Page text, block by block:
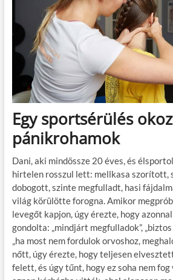
Egy sportsérülés
pánikrohamok
Dani, aki mindössze 20 éves, és
hirtelen rosszul lett: mellkasa szorított,
dobogott, szinte megfulladt, hasi
világ körülötte forogna. Amikor
levegőt kapjon, úgy érezte, hogy
gondolta: „mindjárt megfulladok”,
„ha most nem fordulok orvoshoz,
nőtt, úgy érezte, hogy teljesen
felett, és úgy tűnt, hogy ez soha nem fog